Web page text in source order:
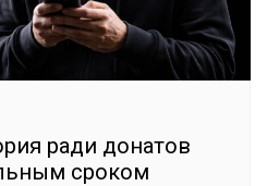
ради донатов
сроком